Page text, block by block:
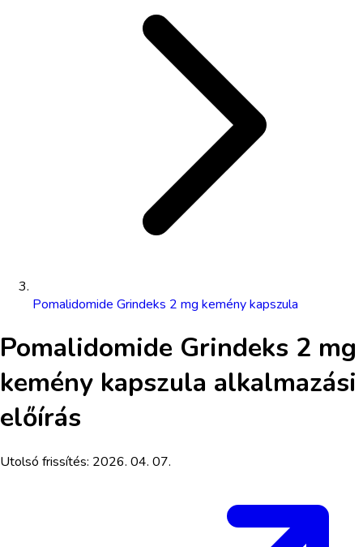
Pomalidomide Grindeks 2 mg kemény kapszula
Pomalidomide Grindeks 2 mg
kemény kapszula alkalmazási
előírás
Utolsó frissítés: 2026. 04. 07.